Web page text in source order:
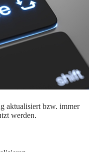
aktualisiert bzw. immer
werden.